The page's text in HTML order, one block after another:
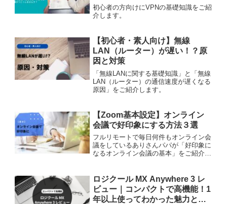
ぜ？
初心者の方向けにVPNの基礎知識をご紹
介します。
【初心者・素人向け】無線
LAN（ルーター）が遅い！？原
因と対策
「無線LANに関する基礎知識」と「無線
LAN（ルーター）の通信速度が遅くなる
原因」をご紹介します。
【Zoom基本設定】オンライン
会議で好印象にする方法３選
フルリモートで毎日何件もオンライン会
議をしているありさんパパが「好印象に
なるオンライン会議の基本」をご紹介し
ロジクール MX Anywhere 3 レ
ビュー｜コンパクトで高機能！1
年以上使ってわかった魅力と